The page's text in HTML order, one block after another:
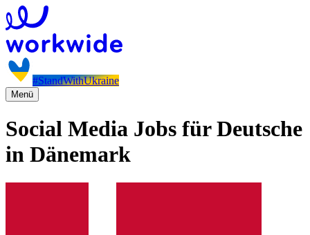
#StandWithUkraine
Menü
Social Media Jobs für Deutsche
in Dänemark